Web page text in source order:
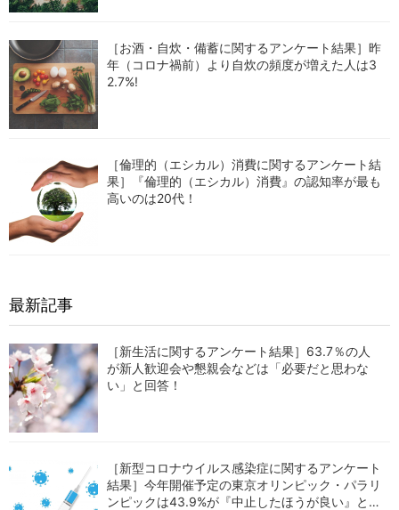
［お酒・自炊・備蓄に関するアンケート結果］昨
年（コロナ禍前）より自炊の頻度が増えた人は3
2.7%!
［倫理的（エシカル）消費に関するアンケート結
果］『倫理的（エシカル）消費』の認知率が最も
高いのは20代！
最新記事
［新生活に関するアンケート結果］63.7％の人
が新人歓迎会や懇親会などは「必要だと思わな
い」と回答！
［新型コロナウイルス感染症に関するアンケート
結果］今年開催予定の東京オリンピック・パラリ
ンピックは43.9%が『中止したほうが良い』と回